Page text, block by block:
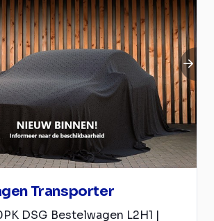
Transporter
DSG Bestelwagen L2H1 |